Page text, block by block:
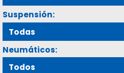
Suspensión:
Neumáticos: